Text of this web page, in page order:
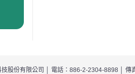
股份有限公司
│ 電話：886-2-2304-8898 │